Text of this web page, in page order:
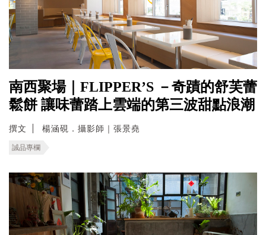
南西聚場｜FLIPPER’S －奇蹟的舒芙蕾
鬆餅 讓味蕾踏上雲端的第三波甜點浪潮
撰文 楊涵硯．攝影師｜張景堯
誠品專欄